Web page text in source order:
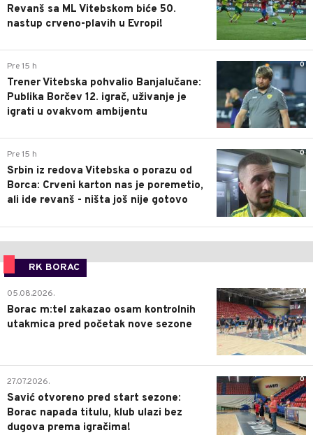
Revanš sa ML Vitebskom biće 50.
nastup crveno-plavih u Evropi!
0
Pre 15 h
Trener Vitebska pohvalio Banjalučane:
Publika Borčev 12. igrač, uživanje je
igrati u ovakvom ambijentu
0
Pre 15 h
Srbin iz redova Vitebska o porazu od
Borca: Crveni karton nas je poremetio,
ali ide revanš - ništa još nije gotovo
RK BORAC
0
05.08.2026.
Borac m:tel zakazao osam kontrolnih
utakmica pred početak nove sezone
0
27.07.2026.
Savić otvoreno pred start sezone:
Borac napada titulu, klub ulazi bez
dugova prema igračima!